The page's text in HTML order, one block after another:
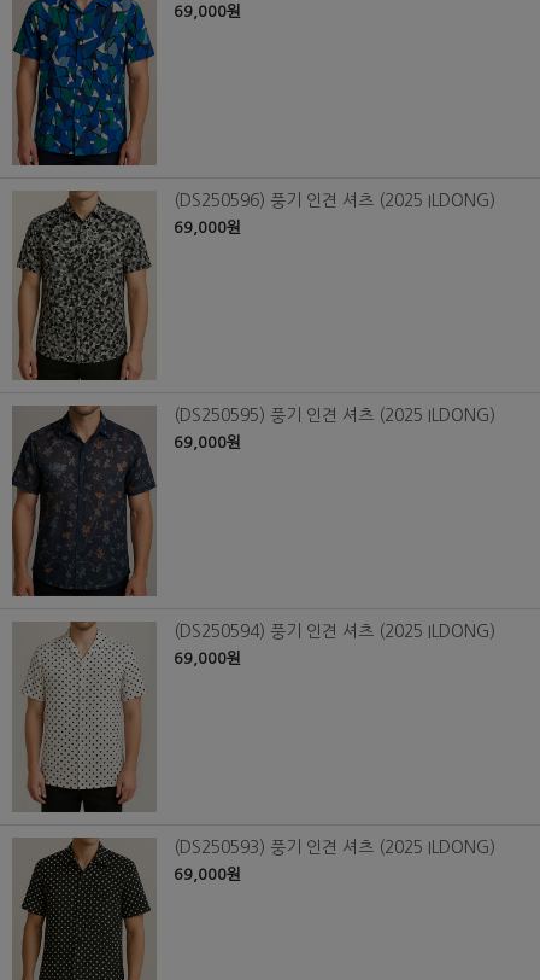
69,000원
(DS250596) 풍기 인견 셔츠 (2025 ILDONG)
69,000원
(DS250595) 풍기 인견 셔츠 (2025 ILDONG)
69,000원
(DS250594) 풍기 인견 셔츠 (2025 ILDONG)
69,000원
(DS250593) 풍기 인견 셔츠 (2025 ILDONG)
69,000원